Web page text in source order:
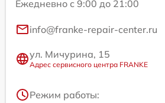
Ежедневно с 9:00 до 21:00
info@franke-repair-center.ru
ул. Мичурина, 15
Адрес сервисного центра FRANKE
Режим работы: